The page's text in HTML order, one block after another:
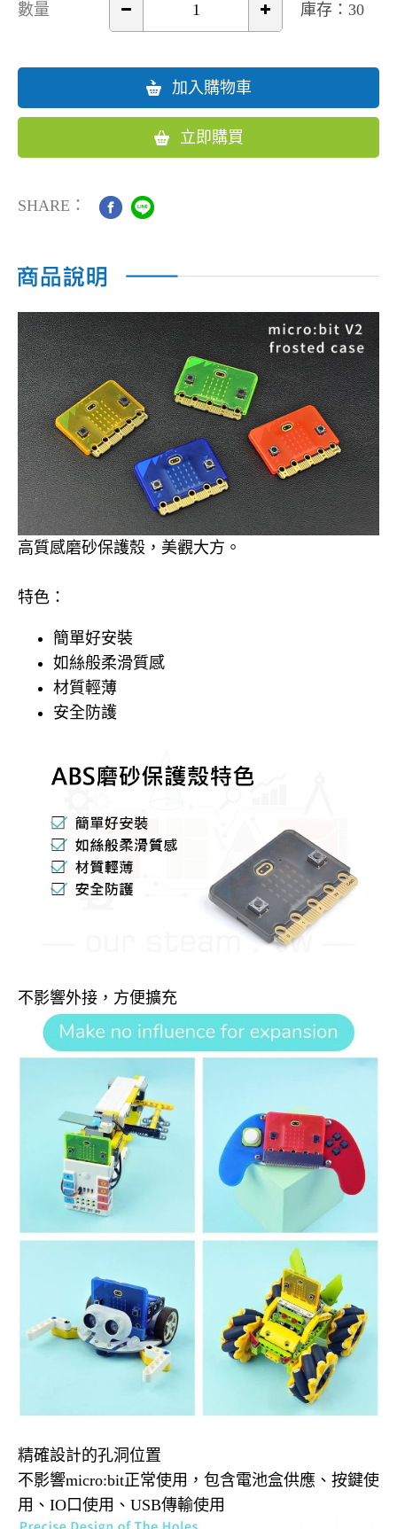
數量 庫存：30
加入購物車
立即購買
SHARE：
高質感磨砂保護殼，美觀大方。
特色：
簡單好安裝
如絲般柔滑質感
材質輕薄
安全防護
不影響外接，方便擴充
精確設計的孔洞位置
不影響micro:bit正常使用，包含電池盒供應、按鍵使
用、IO口使用、USB傳輸使用